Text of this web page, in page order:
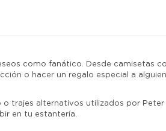
como fanático. Desde camisetas
o hacer un regalo especial a
trajes alternativos utilizados por Peter
en tu estantería.